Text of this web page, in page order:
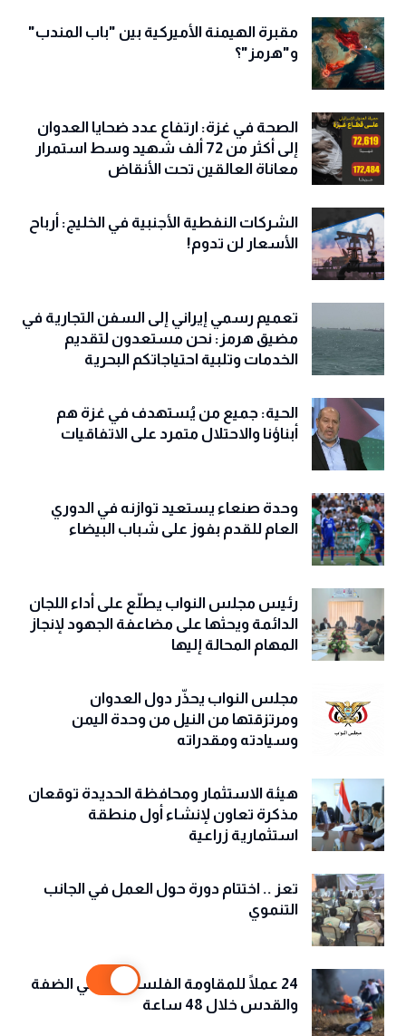
مقبرة الهيمنة الأميركية بين "باب المندب"
و"هرمز"؟
الصحة في غزة: ارتفاع عدد ضحايا العدوان
إلى أكثر من 72 ألف شهيد وسط استمرار
معاناة العالقين تحت الأنقاض
الشركات النفطية الأجنبية في الخليج: أرباح
الأسعار لن تدوم!
تعميم رسمي إيراني إلى السفن التجارية في
مضيق هرمز: نحن مستعدون لتقديم
الخدمات وتلبية احتياجاتكم البحرية
الحية: جميع من يُستهدف في غزة هم
أبناؤنا والاحتلال متمرد على الاتفاقيات
وحدة صنعاء يستعيد توازنه في الدوري
العام للقدم بفوز على شباب البيضاء
رئيس مجلس النواب يطلّع على أداء اللجان
الدائمة ويحثها على مضاعفة الجهود لإنجاز
المهام المحالة إليها
مجلس النواب يحذّّر دول العدوان
ومرتزقتها من النيل من وحدة اليمن
وسيادته ومقدراته
هيئة الاستثمار ومحافظة الحديدة توقعان
مذكرة تعاون لإنشاء أول منطقة
استثمارية زراعية
تعز .. اختتام دورة حول العمل في الجانب
التنموي
24 عملًا للمقاومة الفلسطينية في الضفة
والقدس خلال 48 ساعة